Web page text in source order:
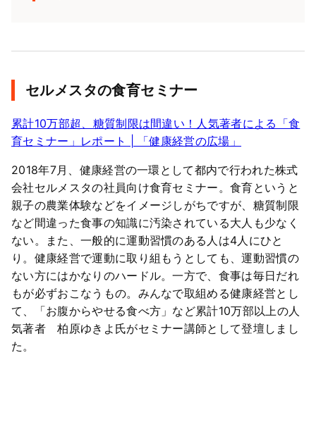
セルメスタの食育セミナー
累計10万部超、糖質制限は間違い！人気著者による「食
育セミナー」レポート | 「健康経営の広場」
2018年7月、健康経営の一環として都内で行われた株式
会社セルメスタの社員向け食育セミナー。食育というと
親子の農業体験などをイメージしがちですが、糖質制限
など間違った食事の知識に汚染されている大人も少なく
ない。また、一般的に運動習慣のある人は4人にひと
り。健康経営で運動に取り組もうとしても、運動習慣の
ない方にはかなりのハードル。一方で、食事は毎日だれ
もが必ずおこなうもの。みんなで取組める健康経営とし
て、「お腹からやせる食べ方」など累計10万部以上の人
気著者 柏原ゆきよ氏がセミナー講師として登壇しまし
た。